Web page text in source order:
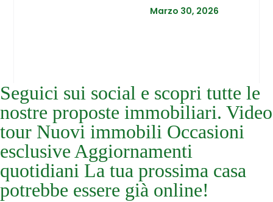
Marzo 30, 2026
Seguici sui social e scopri tutte le
nostre proposte immobiliari. Video
tour Nuovi immobili Occasioni
esclusive Aggiornamenti
quotidiani La tua prossima casa
potrebbe essere già online!